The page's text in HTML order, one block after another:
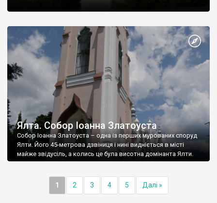
Ялта. Собор Іоанна Златоуста
Собор Іоанна Златоуста – одна із перших мурованих споруд
Ялти. Його 45-метрова дзвіниця і нині видніється в місті
майже звідусіль, а колись це була висотна домінанта Ялти.
1 2 3 4 5 Далі »